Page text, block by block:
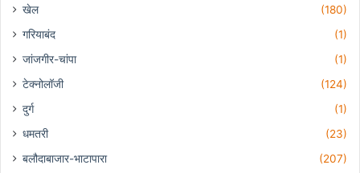
खेल
(180)
गरियाबंद
(1)
जांजगीर-चांपा
(1)
टेक्नोलॉजी
(124)
दुर्ग
(1)
धमतरी
(23)
बलौदाबाजार-भाटापारा
(207)